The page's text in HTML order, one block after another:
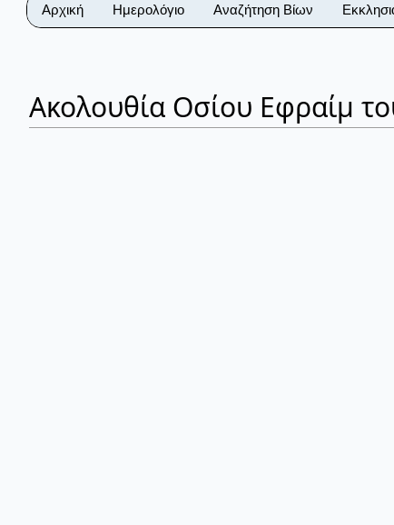
Αρχική Ημερολόγιο Αναζήτηση Βίων
Ακολουθία Οσίου Εφραίμ